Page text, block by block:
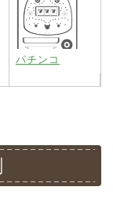
パチンコ